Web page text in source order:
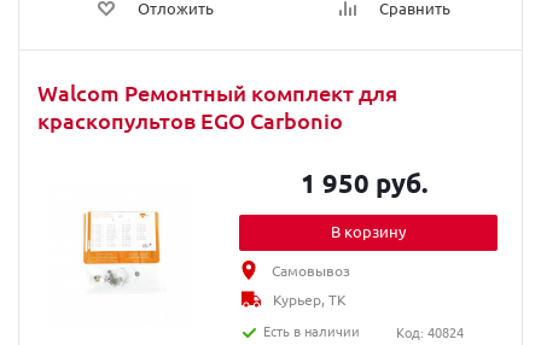
Отложить Сравнить
Walcom Ремонтный комплект для
краскопультов EGO Carbonio
1 950 руб.
В корзину
Самовывоз
Курьер, ТК
Есть в наличии
Код: 40824